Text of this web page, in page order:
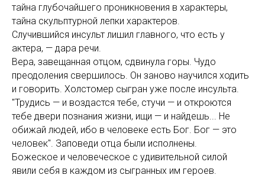
тайна глубочайшего проникновения в характеры,
тайна скульптурной лепки характеров.
Случившийся инсульт лишил главного, что есть у
актера, — дара речи.
Вера, завещанная отцом, сдвинула горы. Чудо
преодоления свершилось. Он заново научился ходить
и говорить. Холстомер сыгран уже после инсульта.
"Трудись — и воздастся тебе, стучи — и откроются
тебе двери познания жизни, ищи — и найдешь... Не
обижай людей, ибо в человеке есть Бог. Бог — это
человек". Заповеди отца были исполнены.
Божеское и человеческое с удивительной силой
явили себя в каждом из сыгранных им героев.